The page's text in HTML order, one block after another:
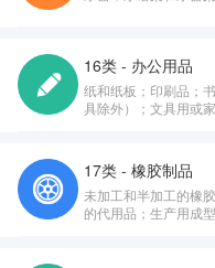
16类 - 办公用品
纸和纸板；印刷品；
具除外）；文具用或
17类 - 橡胶制品
未加工和半加工的橡
的代用品；生产用成